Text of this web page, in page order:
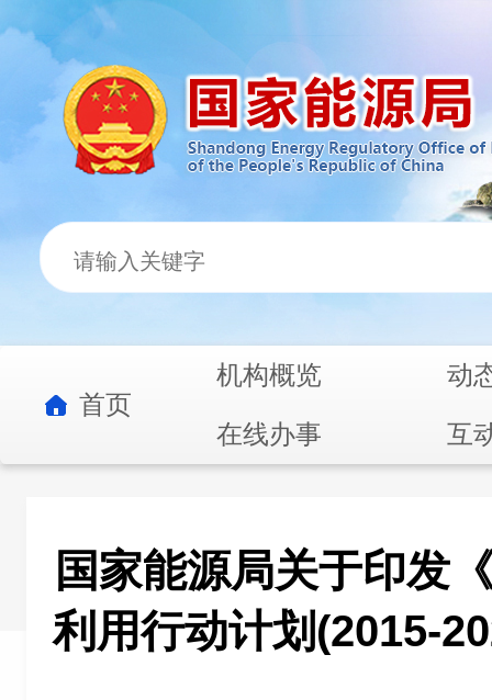
首页
机构概览
动
在线办事
互
国家能源局关于印发
利用行动计划(2015-